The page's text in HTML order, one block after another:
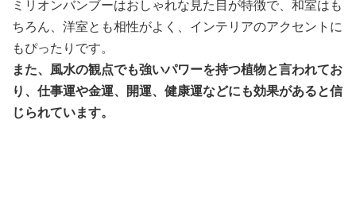
ミリオンバンブーはおしゃれな見た目が特徴で、和室はも
ちろん、洋室とも相性がよく、インテリアのアクセントに
もぴったりです。
また、風水の観点でも強いパワーを持つ植物と言われてお
り、仕事運や金運、開運、健康運などにも効果があると信
じられています。